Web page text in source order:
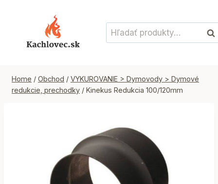
Hľadať:
Home / Obchod / VYKUROVANIE > Dymovody > Dymové
redukcie, prechodky / Kinekus Redukcia 100/120mm